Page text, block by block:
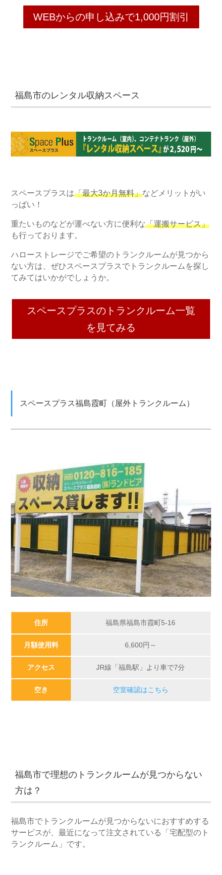
WEBからの申し込みで1,000円割引
福島市のレンタル収納スペース
スペースプラスは「最大3か月無料」などメリットがい
っぱい！
重たいものなどが運べない方に便利な「運搬サービス」
も行っております。
ハローストレージでご希望のトランクルームが見つから
ない方は、ぜひスペースプラスでトランクルームを探し
てみてはいかがでしょうか。
スペースプラスのトランクルーム一覧
を見てみる
スペースプラス福島霞町（屋外トランクルーム）
住所 福島県福島市霞町5-16
月額使用料 6,600円～
アクセス JR線「福島駅」より車で7分
空き 空室確認はこちら
福島市で理想のトランクルームが見つからない
方は？
福島市でトランクルームが見つからないにおすすめする
サービスが、最近になって注文されている「宅配型のト
ランクルーム」です。